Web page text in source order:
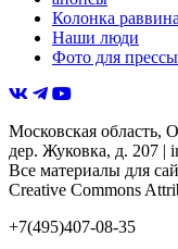
Колонка раввина
Наши люди
Фото для прессы
Московская область,
дер. Жуковка, д. 207 |
Все материалы для
Creative Commons
+7(495)407-08-35